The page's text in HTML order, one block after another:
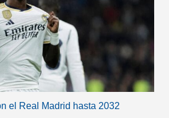
el Real Madrid hasta 2032